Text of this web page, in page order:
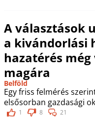
A választások
a kivándorlási
hazatérés
magára
Belföld
Egy friss felmérés
elsősorban gazdasági
1 8 21